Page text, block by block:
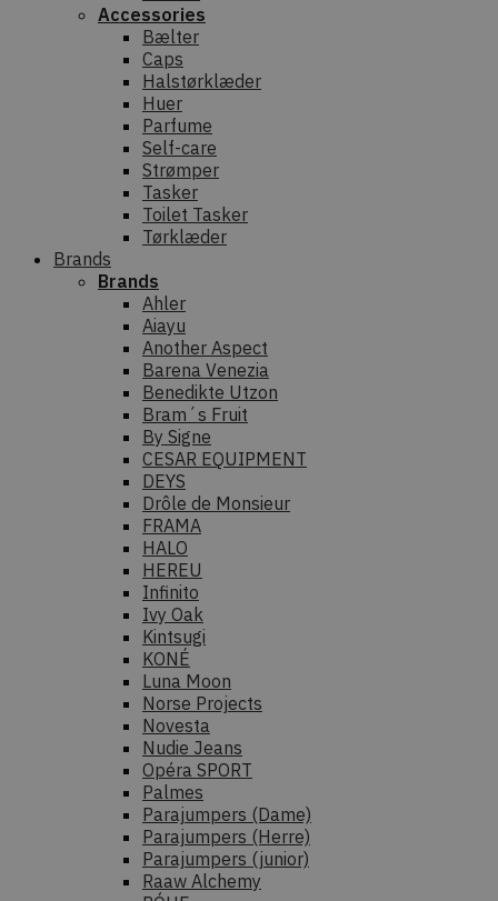
Accessories
Bælter
Caps
Halstørklæder
Huer
Parfume
Self-care
Strømper
Tasker
Toilet Tasker
Tørklæder
Brands
Brands
Ahler
Aiayu
Another Aspect
Barena Venezia
Benedikte Utzon
Bram´s Fruit
By Signe
CESAR EQUIPMENT
DEYS
Drôle de Monsieur
FRAMA
HALO
HEREU
Infinito
Ivy Oak
Kintsugi
KONÉ
Luna Moon
Norse Projects
Novesta
Nudie Jeans
Opéra SPORT
Palmes
Parajumpers (Dame)
Parajumpers (Herre)
Parajumpers (junior)
Raaw Alchemy